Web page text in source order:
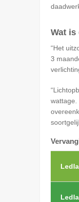
Wat
Het
3
wattage.